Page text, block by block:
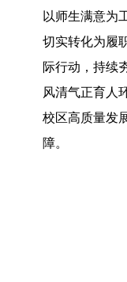
以师生满意为
切实转化为履
际行动，持续
风清气正育人
校区高质量发
障。